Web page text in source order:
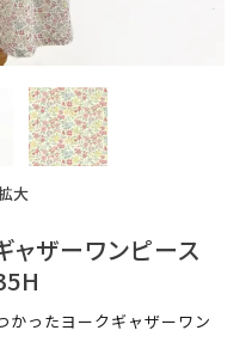
大
ャザーワンピース
かったヨークギャザーワン